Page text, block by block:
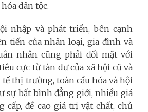
dân tộc.
nhập và phát triển, bên cạnh
tiến của nhân loại, gia đình và
nhân cũng phải đối mặt với
cực từ tàn dư của xã hội cũ và
thị trường, toàn cầu hóa và hội
sự bất bình đẳng giới, nhiều giá
cấp, đề cao giá trị vật chất, chủ